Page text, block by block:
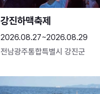
강진하맥축제
2026.08.27~2026.08.29
전남광주통합특별시 강진군